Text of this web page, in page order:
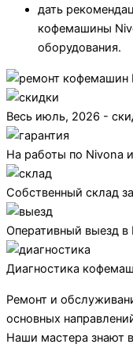
дать
кофемашины
оборудования.
Весь июль, 2026 -
На работы по Nivona
Собственный склад
Оперативный выезд в
Диагностика
Ремонт и
основных
Наши мастера знают